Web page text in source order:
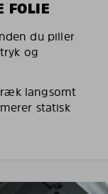
FOLIE
du piller
og
langsomt
statisk